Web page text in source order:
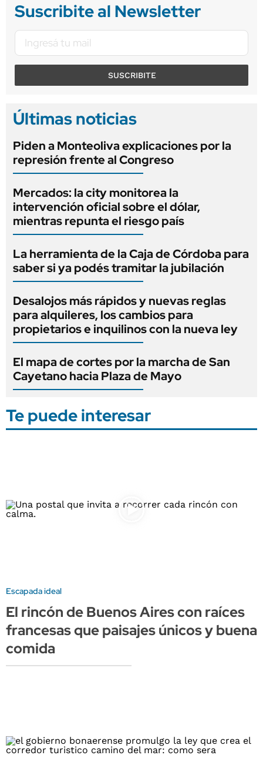
Suscribite al Newsletter
SUSCRIBITE
Últimas noticias
Piden a Monteoliva explicaciones por la
represión frente al Congreso
Mercados: la city monitorea la
intervención oficial sobre el dólar,
mientras repunta el riesgo país
La herramienta de la Caja de Córdoba para
saber si ya podés tramitar la jubilación
Desalojos más rápidos y nuevas reglas
para alquileres, los cambios para
propietarios e inquilinos con la nueva ley
El mapa de cortes por la marcha de San
Cayetano hacia Plaza de Mayo
Te puede interesar
Escapada ideal
El rincón de Buenos Aires con raíces
francesas que paisajes únicos y buena
comida